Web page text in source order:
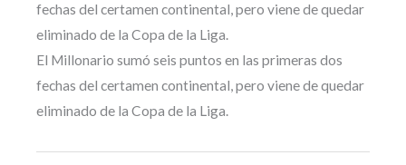
fechas del certamen continental, pero viene de quedar
eliminado de la Copa de la Liga.
El Millonario sumó seis puntos en las primeras dos
fechas del certamen continental, pero viene de quedar
eliminado de la Copa de la Liga.